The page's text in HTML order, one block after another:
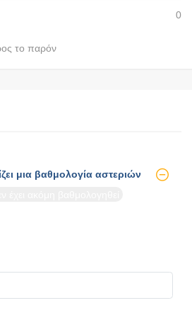
0
το παρόν
μια βαθμολογία αστεριών